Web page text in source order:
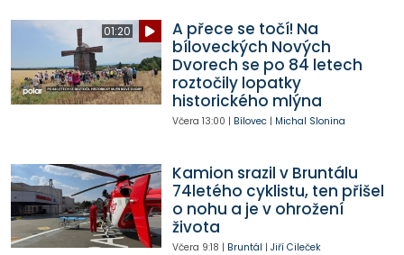
01:20
A přece se točí! Na
bíloveckých Nových
Dvorech se po 84 letech
roztočily lopatky
historického mlýna
Včera 13:00 | Bílovec| Michal Slonina
Kamion srazil v Bruntálu
74letého cyklistu, ten přišel
o nohu a je v ohrožení
života
Včera 9:18 | Bruntál | Jiří Cileček